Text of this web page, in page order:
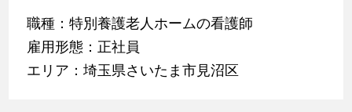
職種：特別養護老人ホームの看護師
雇用形態：正社員
エリア：埼玉県さいたま市見沼区